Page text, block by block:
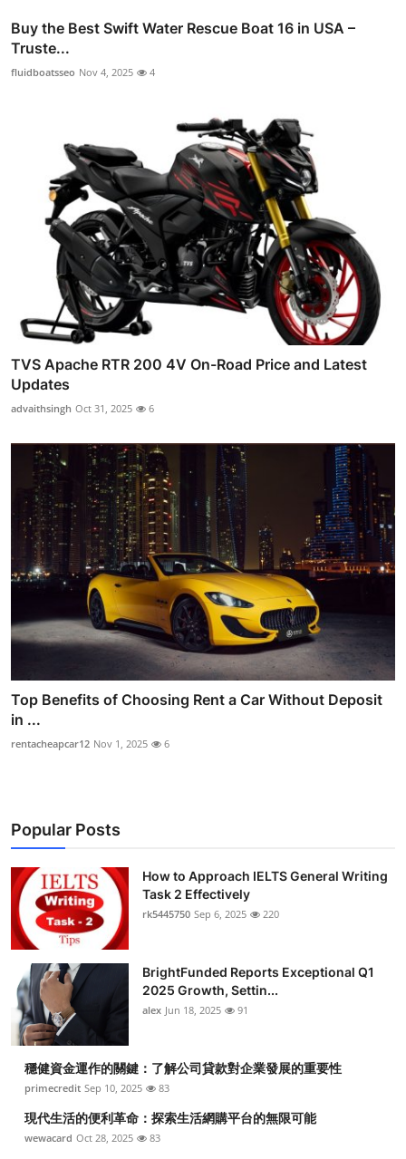
Buy the Best Swift Water Rescue Boat 16 in USA –
Truste...
fluidboatsseo Nov 4, 2025 4
TVS Apache RTR 200 4V On-Road Price and Latest
Updates
advaithsingh Oct 31, 2025 6
Top Benefits of Choosing Rent a Car Without Deposit
in ...
rentacheapcar12 Nov 1, 2025 6
Popular Posts
How to Approach IELTS General Writing
Task 2 Effectively
rk5445750 Sep 6, 2025 220
BrightFunded Reports Exceptional Q1
2025 Growth, Settin...
alex Jun 18, 2025 91
穩健資金運作的關鍵：了解公司貸款對企業發展的重要性
primecredit Sep 10, 2025 83
現代生活的便利革命：探索生活網購平台的無限可能
wewacard Oct 28, 2025 83